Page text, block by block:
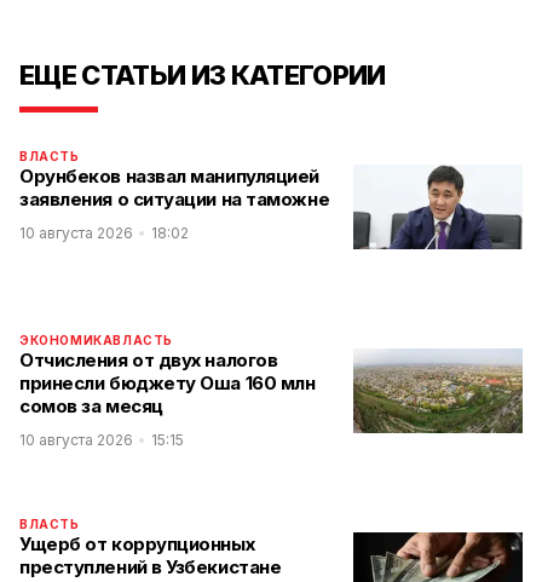
ЕЩЕ СТАТЬИ ИЗ КАТЕГОРИИ
ВЛАСТЬ
Орунбеков назвал манипуляцией
заявления о ситуации на таможне
10 августа 2026 18:02
ЭКОНОМИКАВЛАСТЬ
Отчисления от двух налогов
принесли бюджету Оша 160 млн
сомов за месяц
10 августа 2026 15:15
ВЛАСТЬ
Ущерб от коррупционных
преступлений в Узбекистане